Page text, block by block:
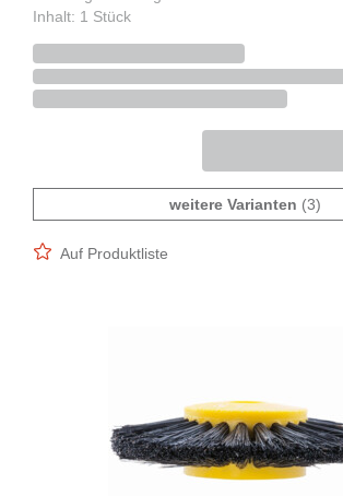
Inhalt: 1 Stück
weitere Varianten (3)
Auf Produktliste